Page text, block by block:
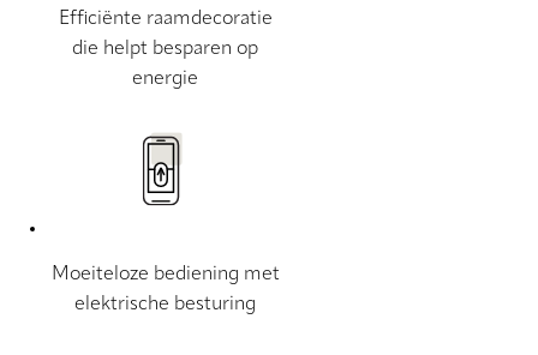
Efficiënte raamdecoratie
die helpt besparen op
energie
Moeiteloze bediening met
elektrische besturing